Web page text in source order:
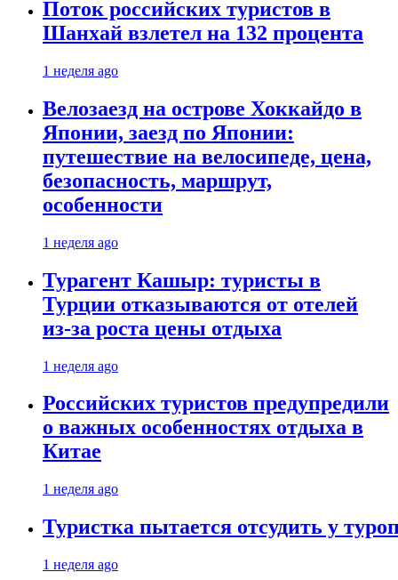
Поток российских туристов в
Шанхай взлетел на 132 процента
1 неделя ago
Велозаезд на острове Хоккайдо в
Японии, заезд по Японии:
путешествие на велосипеде, цена,
безопасность, маршрут,
особенности
1 неделя ago
Турагент Кашыр: туристы в
Турции отказываются от отелей
из-за роста цены отдыха
1 неделя ago
Российских туристов предупредили
о важных особенностях отдыха в
Китае
1 неделя ago
Туристка пытается отсудить у
1 неделя ago